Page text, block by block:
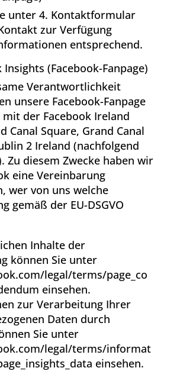
unter 4. Kontaktformular
zur Verfügung
entsprechend.
Insights (Facebook-Fanpage)
Verantwortlichkeit
unsere Facebook-Fanpage
der Facebook Ireland
Canal Square, Grand Canal
2 Ireland (nachfolgend
Zu diesem Zwecke haben wir
eine Vereinbarung
wer von uns welche
gemäß der EU-DSGVO
Inhalte der
können Sie unter
legal/terms/page_co
einsehen.
zur Verarbeitung Ihrer
Daten durch
Sie unter
legal/terms/informat
einsehen.